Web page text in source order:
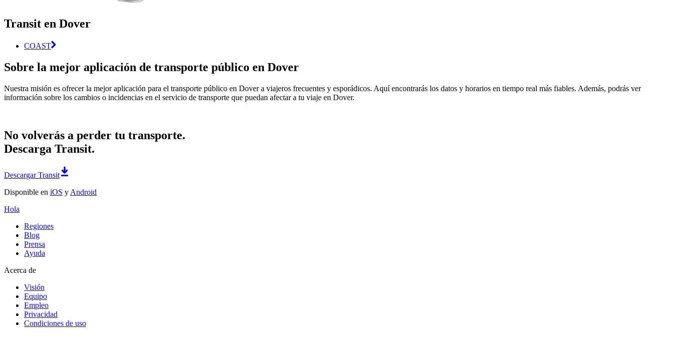
Transit en Dover
COAST
Sobre la mejor aplicación de transporte público en Dover
Nuestra misión es ofrecer la mejor aplicación para el transporte público en Dover a viajeros frecuentes y esporádicos. Aquí encontrarás los datos y horarios en tiempo real más fiables. Además, podrás ver
información sobre los cambios o incidencias en el servicio de transporte que puedan afectar a tu viaje en Dover.
No volverás a perder tu transporte.
Descarga Transit.
Descargar Transit
Disponible en iOS y Android
Hola
Regiones
Blog
Prensa
Ayuda
Acerca de
Visión
Equipo
Empleo
Privacidad
Condiciones de uso